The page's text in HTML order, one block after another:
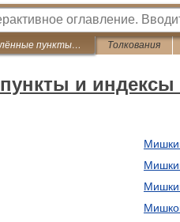
Населённые пункты и индексы России Толкования
и индексы